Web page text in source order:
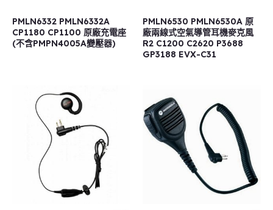
PMLN6332 PMLN6332A
CP1180 CP1100 原廠充電座
(不含PMPN4005A變壓器)
PMLN6530 PMLN6530A 原
廠兩線式空氣導管耳機麥克風
R2 C1200 C2620 P3688
GP3188 EVX-C31